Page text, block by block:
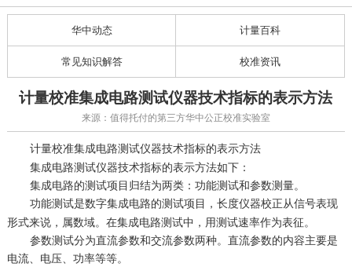
华中动态 计量百科
常见知识解答 校准资讯
计量校准集成电路测试仪器技术指标的表示方法
来源：值得托付的第三方华中公正校准实验室
计量校准集成电路测试仪器技术指标的表示方法
集成电路测试仪器技术指标的表示方法如下：
集成电路的测试项目归结为两类：功能测试和参数测量。
功能测试是数字集成电路的测试项目， 长度仪器校正从信号表现
形式来说，属数域。在集成电路测试中，用测试速率作为表征。
参数测试分为直流参数和交流参数两种。直流参数的内容主要是
电流、电压、功率等等。